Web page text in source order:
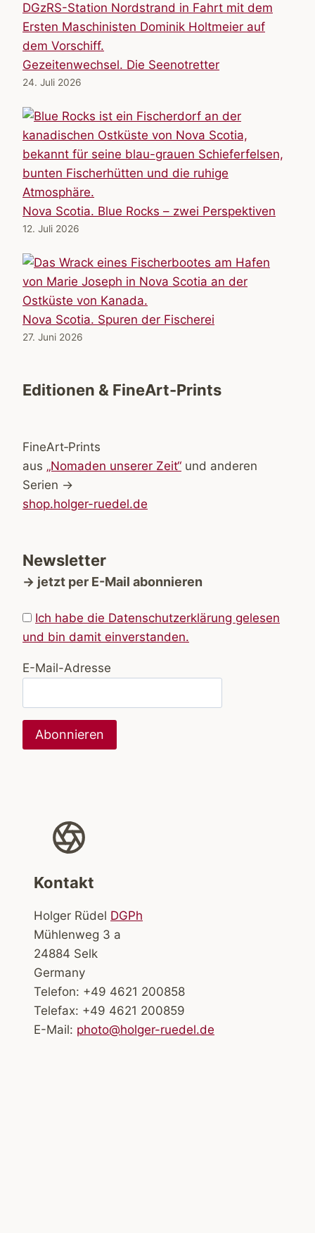
Gezeitenwechsel. Die Seenotretter
24. Juli 2026
Nova Scotia. Blue Rocks – zwei Perspektiven
12. Juli 2026
Nova Scotia. Spuren der Fischerei
27. Juni 2026
Editionen & FineArt-Prints
FineArt‑Prints
aus „Nomaden unserer Zeit“ und anderen
Serien →
shop.holger-ruedel.de
Newsletter
→ jetzt per E-Mail abonnieren
Ich habe die Datenschutzerklärung gelesen
und bin damit einverstanden.
E-Mail-Adresse
Kontakt
Holger Rüdel DGPh
Mühlenweg 3 a
24884 Selk
Germany
Telefon: +49 4621 200858
Telefax: +49 4621 200859
E-Mail: photo@holger-ruedel.de